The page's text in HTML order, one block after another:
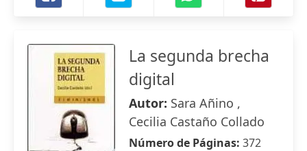
La segunda brecha
digital
Autor: Sara Añino ,
Cecilia Castaño Collado
Número de Páginas: 372